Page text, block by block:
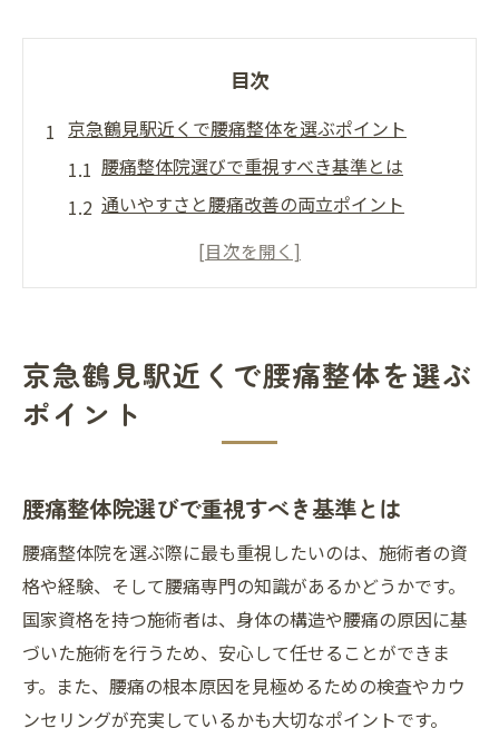
目次
京急鶴見駅近くで腰痛整体を選ぶポイント
腰痛整体院選びで重視すべき基準とは
通いやすさと腰痛改善の両立ポイント
腰痛専門整体の特徴と見分け方ガイド
腰痛に悩んだら専門整体で根本から改善へ
腰痛を根本から整体で改善する理由
慢性的な腰痛に整体が有効な根拠とは
腰痛の原因を整体で見極めるポイント
腰痛改善を目指す整体のカウンセリング
国家資格者が腰痛ケアを行う安心感が魅力
腰痛整体は国家資格者の施術で安心
腰痛改善を任せるべき資格保有者の特徴
国家資格者による腰痛ケアの強みを解説
腰痛整体で資格がもたらす信頼の理由
京急鶴見駅近くで腰痛整体を選ぶ
ポイント
腰痛整体院選びで重視すべき基準とは
腰痛整体院を選ぶ際に最も重視したいのは、施術者の資
格や経験、そして腰痛専門の知識があるかどうかです。
国家資格を持つ施術者は、身体の構造や腰痛の原因に基
づいた施術を行うため、安心して任せることができま
す。また、腰痛の根本原因を見極めるための検査やカウ
ンセリングが充実しているかも大切なポイントです。